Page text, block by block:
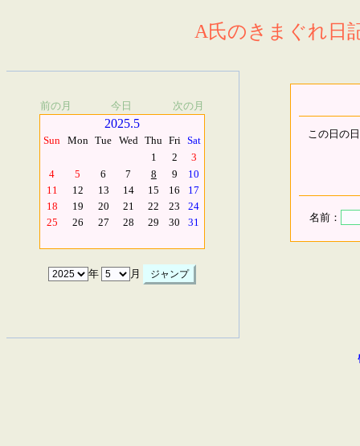
A氏のきまぐれ日
前の月 今日 次の月
2025.5
Sun Mon Tue Wed Thu Fri Sat
1
2
3
4
5 6 7 8 9
10
11
12 13 14 15 16
17
18
19 20 21 22 23
24
25
26 27 28 29 30 31
年 月
この日の
名前：